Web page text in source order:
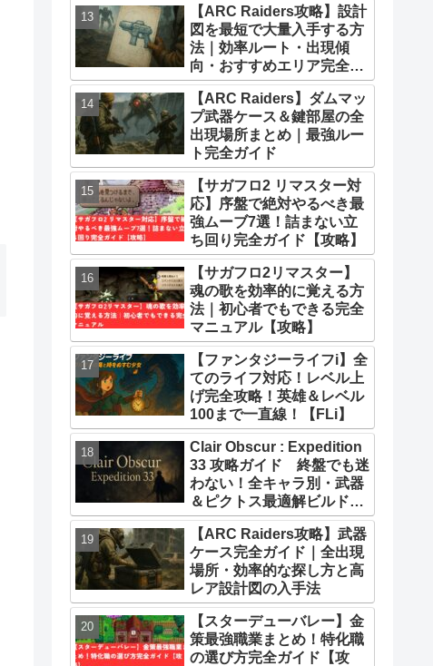
【ARC Raiders攻略】設計
図を最短で大量入手する方
法｜効率ルート・出現傾
向・おすすめエリア完全ま
とめ
【ARC Raiders】ダムマッ
プ武器ケース＆鍵部屋の全
出現場所まとめ｜最強ルー
ト完全ガイド
【サガフロ2 リマスター対
応】序盤で絶対やるべき最
強ムーブ7選！詰まない立
ち回り完全ガイド【攻略】
【サガフロ2リマスター】
魂の歌を効率的に覚える方
法｜初心者でもできる完全
マニュアル【攻略】
【ファンタジーライフi】全
てのライフ対応！レベル上
げ完全攻略！英雄＆レベル
100まで一直線！【FLi】
Clair Obscur : Expedition
33 攻略ガイド 終盤でも迷
わない！全キャラ別・武器
＆ピクトス最適解ビルドま
とめ
【ARC Raiders攻略】武器
ケース完全ガイド｜全出現
場所・効率的な探し方と高
レア設計図の入手法
【スターデューバレー】金
策最強職業まとめ！特化職
の選び方完全ガイド【攻